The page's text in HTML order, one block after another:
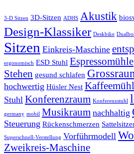
3-D Sitzen 3D-Sitzen ADHS Akustik
Design-Klassiker Deskbike
Sitzen Einkreis-Maschine
ergonomisch ESD Stuhl Espressomühle
Stehen gesund schlafen
hochwertig Hüsler Nest
Stuhl Konferenzraum Konferenzstuhl
germany mobil Musikraum nachhaltig
Steuerung Rückenschmerzen
Superschnell-Verstellung Vorführmodell
Zweikreis-Maschine